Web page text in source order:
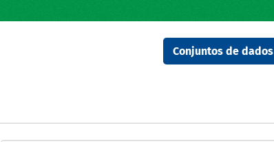
Conjuntos de dados